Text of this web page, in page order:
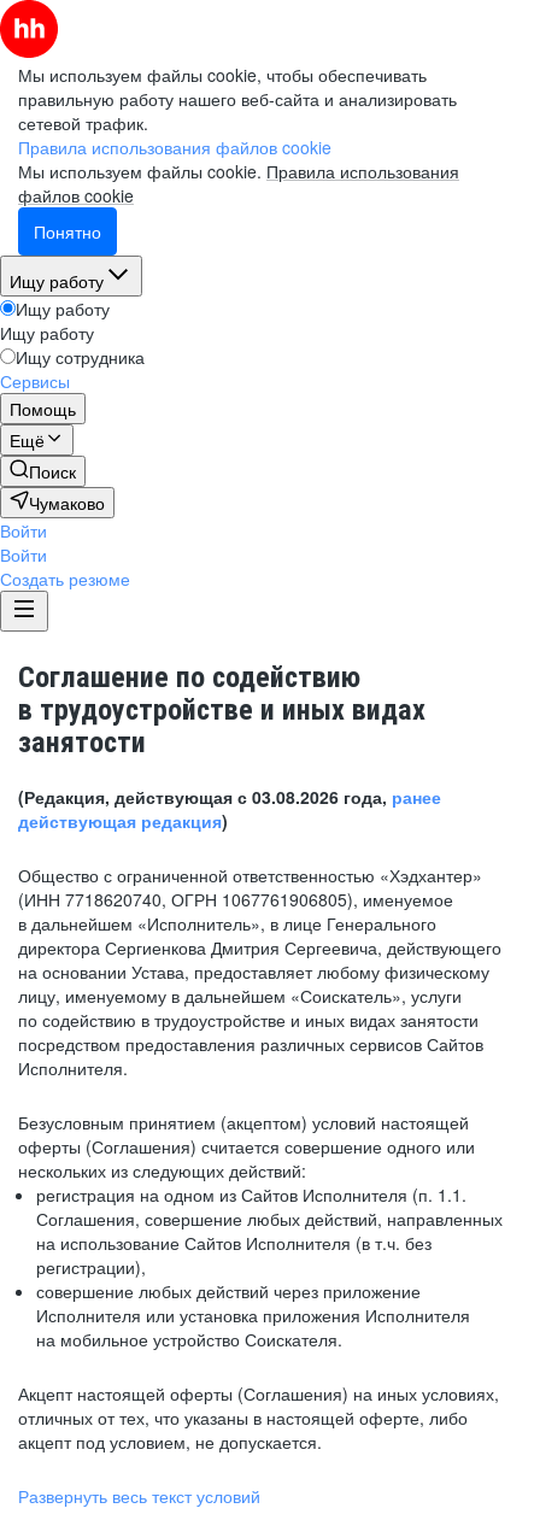
Мы используем файлы cookie, чтобы обеспечивать
правильную работу нашего веб-сайта и анализировать
сетевой трафик.
Правила использования файлов cookie
Мы используем файлы cookie. Правила использования
файлов cookie
Понятно
Ищу работу
Ищу работу
Ищу работу
Ищу сотрудника
Сервисы
Помощь
Ещё
Поиск
Чумаково
Войти
Войти
Создать резюме
Соглашение по содействию
в трудоустройстве и иных видах
занятости
(Редакция, действующая с 03.08.2026 года, ранее
действующая редакция)
Общество с ограниченной ответственностью «Хэдхантер»
(ИНН 7718620740, ОГРН 1067761906805), именуемое
в дальнейшем «Исполнитель», в лице Генерального
директора Сергиенкова Дмитрия Сергеевича, действующего
на основании Устава, предоставляет любому физическому
лицу, именуемому в дальнейшем «Соискатель», услуги
по содействию в трудоустройстве и иных видах занятости
посредством предоставления различных сервисов Сайтов
Исполнителя.
Безусловным принятием (акцептом) условий настоящей
оферты (Соглашения) считается совершение одного или
нескольких из следующих действий:
регистрация на одном из Сайтов Исполнителя (п. 1.1.
Соглашения, совершение любых действий, направленных
на использование Сайтов Исполнителя (в т.ч. без
регистрации),
совершение любых действий через приложение
Исполнителя или установка приложения Исполнителя
на мобильное устройство Соискателя.
Акцепт настоящей оферты (Соглашения) на иных условиях,
отличных от тех, что указаны в настоящей оферте, либо
акцепт под условием, не допускается.
Развернуть весь текст условий